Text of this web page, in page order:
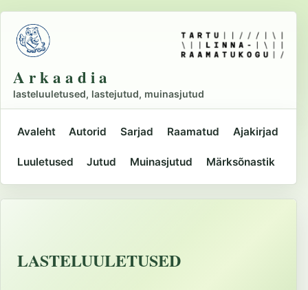
Liigu
põhisisu
juurde
A r k a a d i a
lasteluuletused, lastejutud, muinasjutud
Peamine
navigatsioon
Avaleht Autorid Sarjad Raamatud Ajakirjad
Luuletused Jutud Muinasjutud Märksõnastik
LASTELUULETUSED